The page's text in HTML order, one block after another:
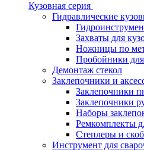
Кузовная серия
Гидравлические
Захваты для
Ножницы по
Пробойники для
Демонтаж стекол
Заклепочники и
Заклепочники
Заклепочники
Наборы
Ремкомплекты
Степлеры и
Инструмент для